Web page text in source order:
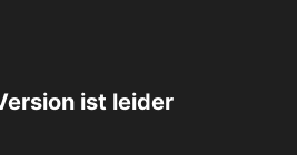
ist leider